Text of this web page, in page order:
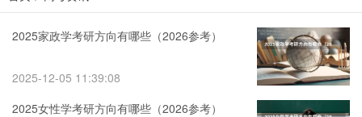
2025家政学考研方向有哪些（2026参考）
2025-12-05 11:39:08
2025女性学考研方向有哪些（2026参考）